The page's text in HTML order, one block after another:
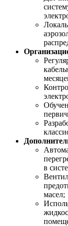
в
масел;